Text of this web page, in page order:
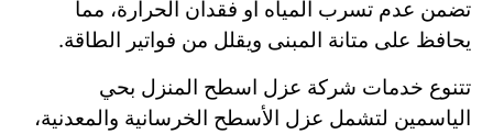
تضمن عدم تسرب المياه أو فقدان الحرارة، مما
يحافظ على متانة المبنى ويقلل من فواتير الطاقة.
تتنوع خدمات شركة عزل اسطح المنزل بحي
الياسمين لتشمل عزل الأسطح الخرسانية والمعدنية،